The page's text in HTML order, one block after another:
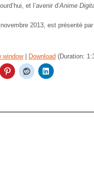
et l’avenir d’Anime
novembre 2013, est présenté
window| Download (Duration: